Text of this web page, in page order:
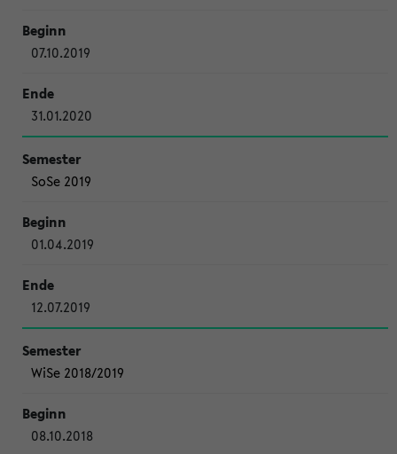
07.10.2019
31.01.2020
SoSe 2019
01.04.2019
12.07.2019
WiSe 2018/2019
08.10.2018